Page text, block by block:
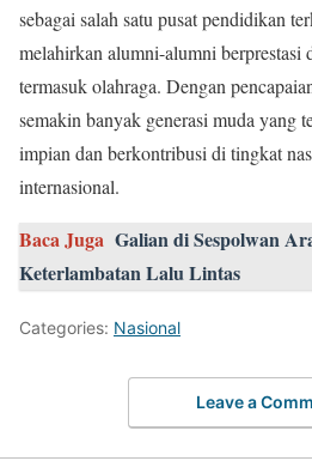
sebagai salah satu pusat pendidikan
melahirkan alumni-alumni berprestasi
termasuk olahraga. Dengan
semakin banyak generasi muda yang
impian dan berkontribusi di tingkat
internasional.
Baca Juga Galian di Sespolwan
Keterlambatan Lalu Lintas
Categories: Nasional
Leave a